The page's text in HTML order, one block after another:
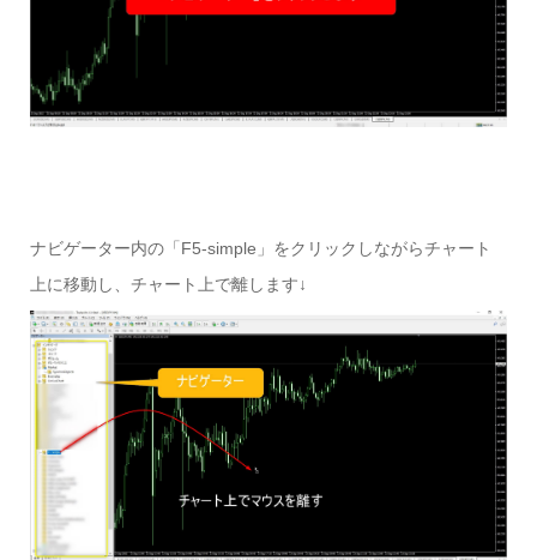
ナビゲーター内の「F5-simple」をクリックしながらチャート
上に移動し、チャート上で離します↓